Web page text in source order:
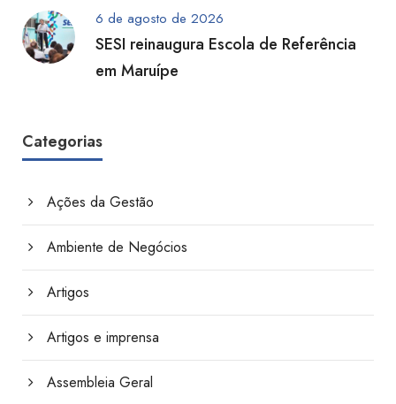
6 de agosto de 2026
SESI reinaugura Escola de Referência
em Maruípe
Categorias
Ações da Gestão
Ambiente de Negócios
Artigos
Artigos e imprensa
Assembleia Geral